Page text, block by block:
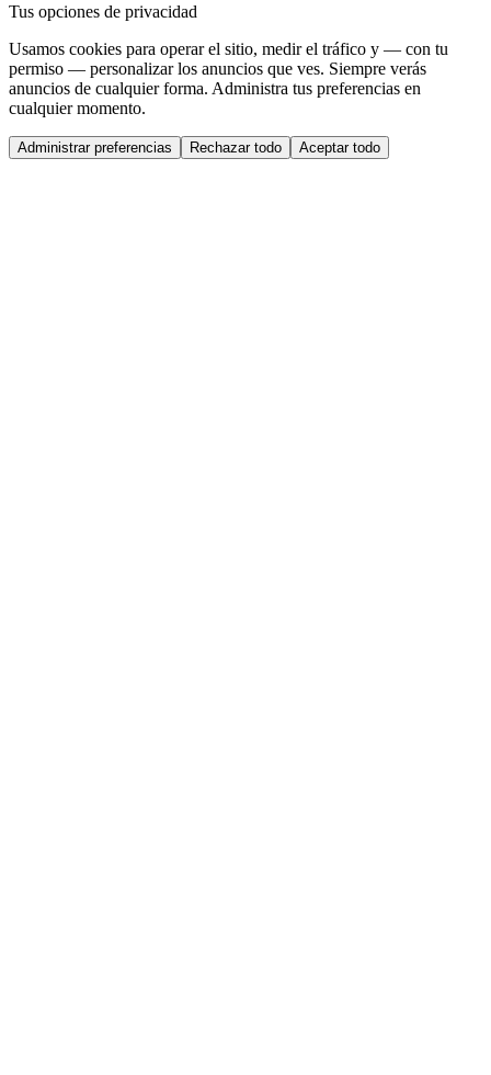
Tus opciones de privacidad
Usamos cookies para operar el sitio, medir el tráfico y — con tu
permiso — personalizar los anuncios que ves. Siempre verás
anuncios de cualquier forma. Administra tus preferencias en
cualquier momento.
Administrar preferencias Rechazar todo Aceptar todo